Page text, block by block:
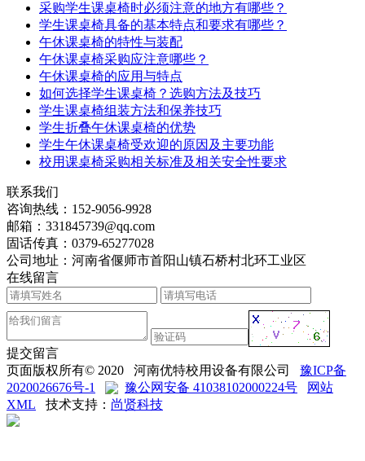
采购学生课桌椅时必须注意的地方有哪些？
学生课桌椅具备的基本特点和要求有哪些？
午休课桌椅的特性与装配
午休课桌椅采购应注意哪些？
午休课桌椅的应用与特点
如何选择学生课桌椅？选购方法及技巧
学生课桌椅组装方法和保养技巧
学生折叠午休课桌椅的优势
学生午休课桌椅受欢迎的原因及主要功能
校用课桌椅采购相关标准及相关安全性要求
联系我们
咨询热线： 152-9056-9928
邮箱： 331845739@qq.com
固话传真： 0379-65277028
公司地址：河南省偃师市首阳山镇石桥村北环工业区
在线留言
提交留言
页面版权所有© 2020 河南优特校用设备有限公司 豫ICP备
2020026676号-1
豫公网安备 41038102000224号
网站
XML 技术支持： 尚贤科技